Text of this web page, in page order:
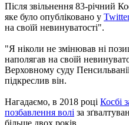
Після звільнення 83-річний
яке було опубліковано у Twitter
на своїй невинуватості".
"Я ніколи не змінював ні
наполягав на своїй
Верховному суду
підкреслив він.
Нагадаємо, в 2018 році Косбі
позбавлення волі за
більше двох років.